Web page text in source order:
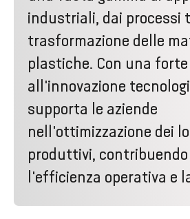
industriali, dai processi
trasformazione delle
plastiche. Con una
all'innovazione
supporta le aziende
nell'ottimizzazione dei
produttivi,
l'efficienza operativa e